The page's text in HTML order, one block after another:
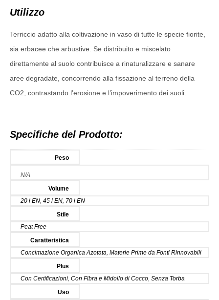
Utilizzo
Terriccio adatto alla coltivazione in vaso di tutte le specie fiorite,
sia erbacee che arbustive. Se distribuito e miscelato
direttamente al suolo contribuisce a rinaturalizzare e sanare
aree degradate, concorrendo alla fissazione al terreno della
CO2, contrastando l’erosione e l’impoverimento dei suoli.
Specifiche del Prodotto:
Peso
N/A
Volume
20 l EN 45 l EN 70 l EN
Stile
Peat Free
Caratteristica
Concimazione Organica Azotata Materie Prime da Fonti Rinnovabili
Plus
Con Certificazioni Con Fibra e Midollo di Cocco Senza Torba
Uso